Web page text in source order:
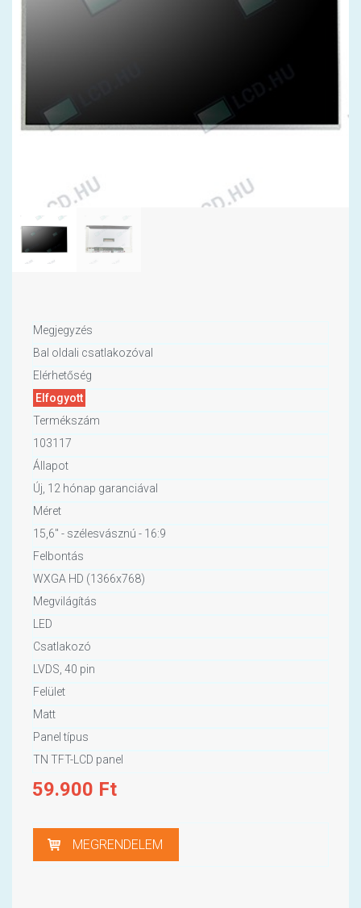
Megjegyzés
Bal oldali csatlakozóval
Elérhetőség
Elfogyott
Termékszám
103117
Állapot
Új, 12 hónap garanciával
Méret
15,6" - szélesvásznú - 16:9
Felbontás
WXGA HD (1366x768)
Megvilágítás
LED
Csatlakozó
LVDS, 40 pin
Felület
Matt
Panel típus
TN TFT-LCD panel
59.900 Ft
MEGRENDELEM